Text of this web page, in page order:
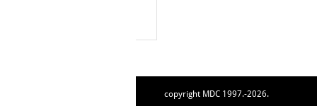
copyright MDC 1997.-2026.